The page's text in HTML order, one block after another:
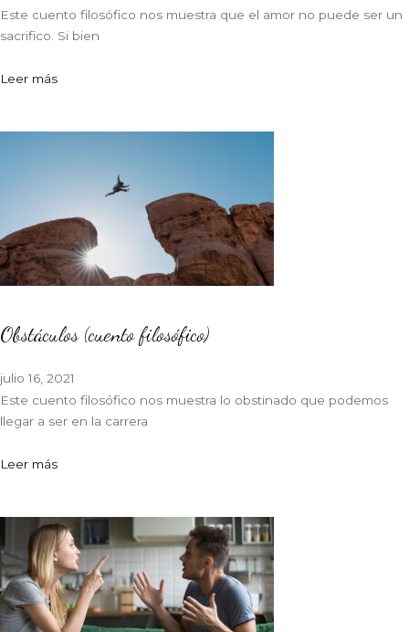
Este cuento filosófico nos muestra que el amor no puede ser un
sacrifico. Si bien
Leer más
Obstáculos (cuento filosófico)
julio 16, 2021
Este cuento filosófico nos muestra lo obstinado que podemos
llegar a ser en la carrera
Leer más